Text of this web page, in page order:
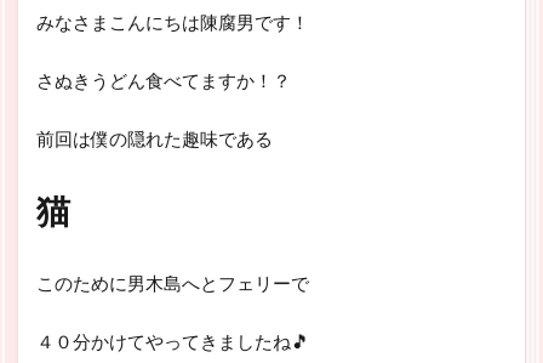
みなさまこんにちは陳腐男です！
さぬきうどん食べてますか！？
前回は僕の隠れた趣味である
猫
このために男木島へとフェリーで
４０分かけてやってきましたね🎵